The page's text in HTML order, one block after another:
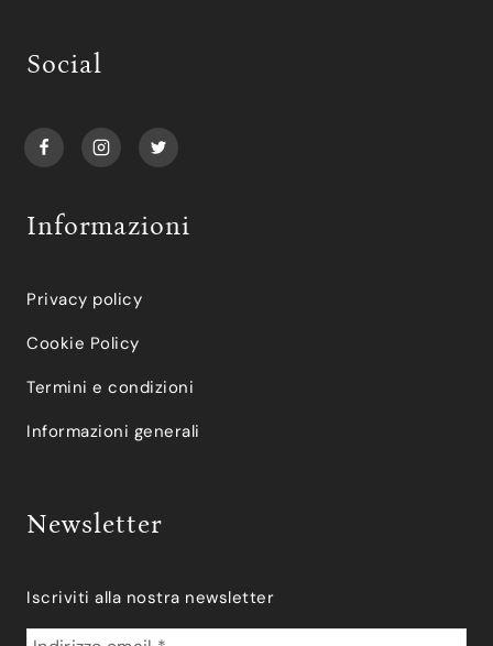
Social
Informazioni
Privacy policy
Cookie Policy
Termini e condizioni
Informazioni generali
Newsletter
Iscriviti alla nostra newsletter